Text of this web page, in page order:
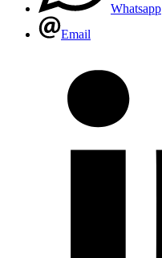
Whatsapp
Email